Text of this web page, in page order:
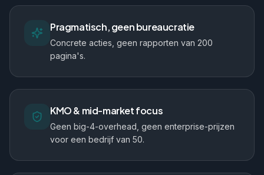
Pragmatisch, geen bureaucratie
Concrete acties, geen rapporten van 200
pagina's.
KMO & mid-market focus
Geen big-4-overhead, geen enterprise-prijzen
voor een bedrijf van 50.